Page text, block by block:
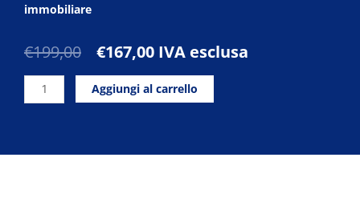
immobiliare
€199,00
Il
originale
era:
€167,00Il
attuale
è:
IVA esclusa
Finanza
immobiliare
Aggiungi al carrello